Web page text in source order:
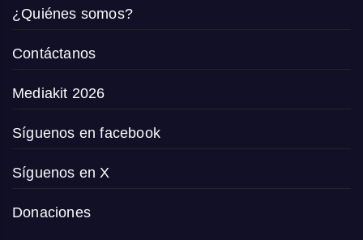
¿Quiénes somos?
Contáctanos
Mediakit 2026
Síguenos en facebook
Síguenos en X
Donaciones